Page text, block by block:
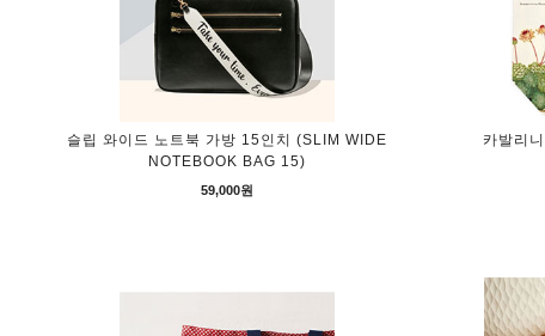
슬립 와이드 노트북 가방 15인치 (SLIM WIDE
NOTEBOOK BAG 15)
59,000원
카발리